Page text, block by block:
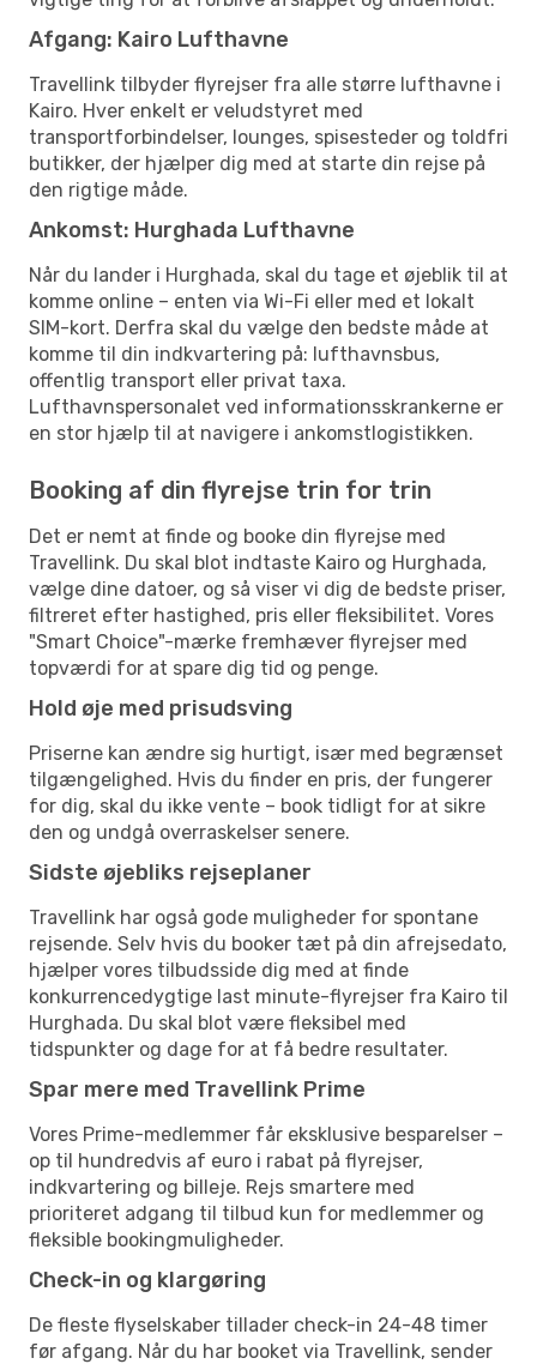
Afgang: Kairo Lufthavne
Travellink tilbyder flyrejser fra alle større lufthavne i
Kairo. Hver enkelt er veludstyret med
transportforbindelser, lounges, spisesteder og toldfri
butikker, der hjælper dig med at starte din rejse på
den rigtige måde.
Ankomst: Hurghada Lufthavne
Når du lander i Hurghada, skal du tage et øjeblik til at
komme online – enten via Wi-Fi eller med et lokalt
SIM-kort. Derfra skal du vælge den bedste måde at
komme til din indkvartering på: lufthavnsbus,
offentlig transport eller privat taxa.
Lufthavnspersonalet ved informationsskrankerne er
en stor hjælp til at navigere i ankomstlogistikken.
Booking af din flyrejse trin for trin
Det er nemt at finde og booke din flyrejse med
Travellink. Du skal blot indtaste Kairo og Hurghada,
vælge dine datoer, og så viser vi dig de bedste priser,
filtreret efter hastighed, pris eller fleksibilitet. Vores
"Smart Choice"-mærke fremhæver flyrejser med
topværdi for at spare dig tid og penge.
Hold øje med prisudsving
Priserne kan ændre sig hurtigt, især med begrænset
tilgængelighed. Hvis du finder en pris, der fungerer
for dig, skal du ikke vente – book tidligt for at sikre
den og undgå overraskelser senere.
Sidste øjebliks rejseplaner
Travellink har også gode muligheder for spontane
rejsende. Selv hvis du booker tæt på din afrejsedato,
hjælper vores tilbudsside dig med at finde
konkurrencedygtige last minute-flyrejser fra Kairo til
Hurghada. Du skal blot være fleksibel med
tidspunkter og dage for at få bedre resultater.
Spar mere med Travellink Prime
Vores Prime-medlemmer får eksklusive besparelser –
op til hundredvis af euro i rabat på flyrejser,
indkvartering og billeje. Rejs smartere med
prioriteret adgang til tilbud kun for medlemmer og
fleksible bookingmuligheder.
Check-in og klargøring
De fleste flyselskaber tillader check-in 24-48 timer
før afgang. Når du har booket via Travellink, sender